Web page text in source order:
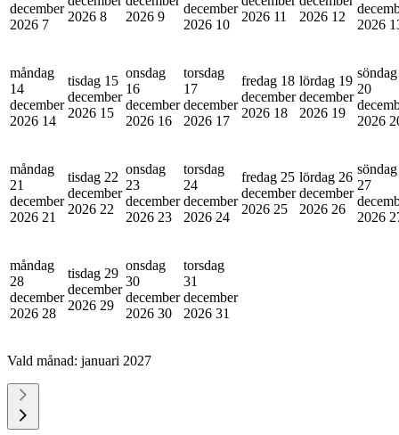
december
2026 7
2026 8
2026 9
december
2026 10
2026 11
2026 12
2026
måndag
14
december
2026 14
tisdag 15
december
2026 15
onsdag
16
december
2026 16
torsdag
17
december
2026 17
fredag 18
december
2026 18
lördag 19
december
2026 19
söndag
20
2026
måndag
21
december
2026 21
tisdag 22
december
2026 22
onsdag
23
december
2026 23
torsdag
24
december
2026 24
fredag 25
december
2026 25
lördag 26
december
2026 26
söndag
27
2026
måndag
28
december
2026 28
tisdag 29
december
2026 29
onsdag
30
december
2026 30
torsdag
31
december
2026 31
Vald månad: januari 2027